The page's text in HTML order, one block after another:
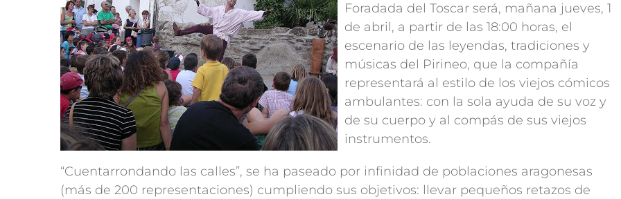
Foradada del Toscar será, mañana jueves, 1
de abril, a partir de las 18:00 horas, el
escenario de las leyendas, tradiciones y
músicas del Pirineo, que la compañía
representará al estilo de los viejos cómicos
ambulantes: con la sola ayuda de su voz y
de su cuerpo y al compás de sus viejos
instrumentos.
“Cuentarrondando las calles”, se ha paseado por infinidad de poblaciones aragonesas
(más de 200 representaciones) cumpliendo sus objetivos: llevar pequeños retazos de